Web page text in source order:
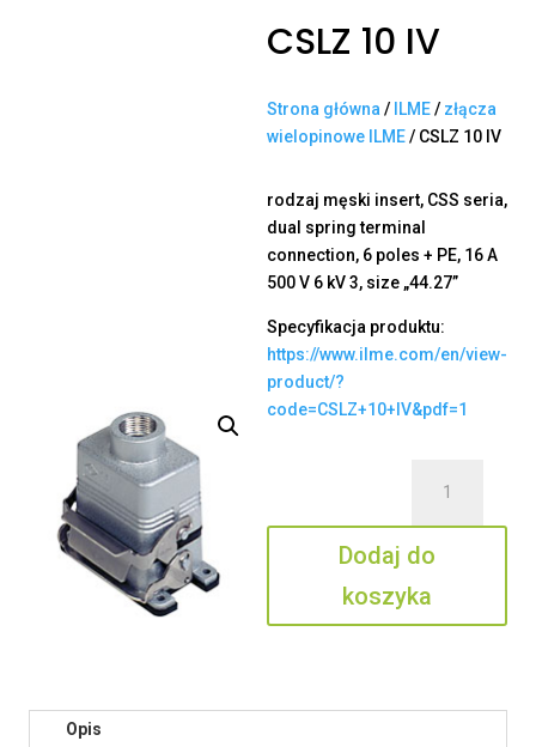
CSLZ 10 IV
Strona główna / ILME/ złącza
wielopinowe ILME/ CSLZ 10 IV
rodzaj męski insert, CSS seria,
dual spring terminal
connection, 6 poles + PE, 16 A
500 V 6 kV 3, size „44.27”
Specyfikacja produktu:
https://www.ilme.com/en/view-
product/?
code=CSLZ+10+IV&pdf=1
CSLZ
10
IV
Dodaj do
koszyka
Opis